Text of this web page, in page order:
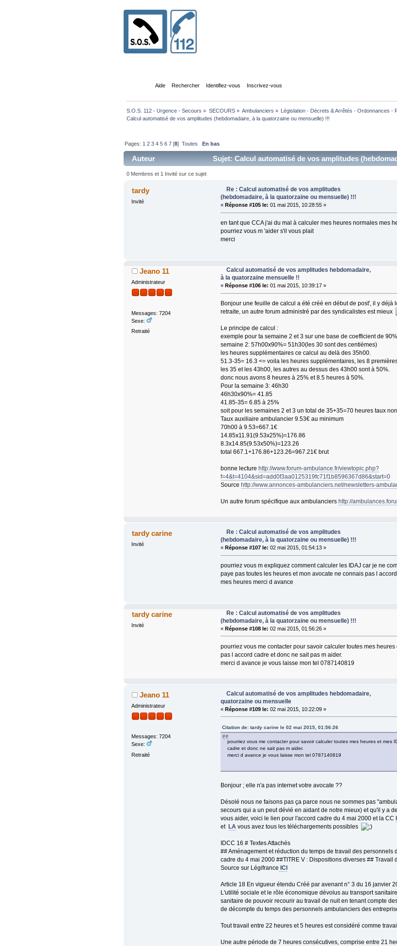
Aide Rechercher Identifiez-vous Inscrivez-vous
S.O.S. 112 - Urgence - Secours » SECOURS» Ambulanciers » Législation - Décrets & Arrêtés - Ordonnances -
Calcul automatisé de vos amplitudes (hebdomadaire, à la quatorzaine ou mensuelle) !!!
Pages: 1 2 3 4 5 6 7 [8]Toutes En bas
Auteur
Sujet: Calcul automatisé de vos amplitudes
!!! (Lu 226267 fois)
0 Membres et 1 Invité sur ce sujet
tardy
Invité
Re : Calcul automatisé de vos amplitudes
(hebdomadaire, à la quatorzaine ou mensuelle) !!!
« Réponse #105 le: 01 mai 2015, 10:28:55 »
en tant que CCA j'ai du mal à calculer mes heures normales mes
pourriez vous m 'aider s'il vous plait
merci
Jeano 11
Administrateur
Messages: 7204
Sexe:
Retraité
Calcul automatisé de vos amplitudes hebdomadaire,
à la quatorzaine mensuelle !!
« Réponse #106 le: 01 mai 2015, 10:39:17 »
Bonjour une feuille de calcul a été créé en début de post', il y déjà
retraite, un autre forum administré par des syndicalistes est mieux
Le principe de calcul :
exemple pour ta semaine 2 et 3 sur une base de coefficient de
semaine 2: 57h00x90%= 51h30(les 30 sont des centièmes)
les heures supplémentaires ce calcul au delà des 35h00.
51.3-35= 16.3 <= voila les heures supplémentaires, les 8
les 35 et les 43h00, les autres au dessus des 43h00 sont à 50%.
donc nous avons 8 heures à 25% et 8.5 heures à 50%.
Pour la semaine 3: 46h30
46h30x90%= 41.85
41.85-35= 6.85 à 25%
soit pour les semaines 2 et 3 un total de 35+35=70 heures taux
Taux auxiliaire ambulancier 9.53€ au minimum
70h00 à 9.53=667.1€
14.85x11.91(9.53x25%)=176.86
8.3x14.85(9.53x50%)=123.26
total 667.1+176.86+123.26=967.21€ brut
bonne lecture http://www.forum-ambulance.fr/viewtopic.php?
f=4&t=4104&sid=add0f3aa0125319fc71f1b8596367d86&start=0
Source http://www.annonces-ambulanciers.net/newsletters-
Un autre forum spécifique aux ambulanciers http://
tardy carine
Invité
Re : Calcul automatisé de vos amplitudes
(hebdomadaire, à la quatorzaine ou mensuelle) !!!
« Réponse #107 le: 02 mai 2015, 01:54:13 »
pourriez vous m expliquez comment calculer les IDAJ car je ne
paye pas toutes les heures et mon avocate ne connais pas l
mes heures merci d avance
tardy carine
Invité
Re : Calcul automatisé de vos amplitudes
(hebdomadaire, à la quatorzaine ou mensuelle) !!!
« Réponse #108 le: 02 mai 2015, 01:56:26 »
pourriez vous me contacter pour savoir calculer toutes mes
pas l accord cadre et donc ne sait pas m aider.
merci d avance je vous laisse mon tel 0787140819
Jeano 11
Administrateur
Messages: 7204
Sexe:
Retraité
Calcul automatisé de vos amplitudes hebdomadaire,
quatorzaine ou mensuelle
« Réponse #109 le: 02 mai 2015, 10:22:09 »
Citation de: tardy carine le 02 mai 2015, 01:56:26
pourriez vous me contacter pour savoir calculer toutes mes heures et mes
cadre et donc ne sait pas m aider.
merci d avance je vous laisse mon tel 0787140819
Bonjour ; elle n'a pas internet votre avocate ??
Désolé nous ne faisons pas ça parce nous ne sommes pas
secours qui a un peut dévié en aidant de notre mieux) et qu'il y a
vous aider, voici le lien pour l'accord cadre du 4 mai 2000 et la CC
et LA vous avez tous les téléchargements possibles
IDCC 16 # Textes Attachés
## Aménagement et réduction du temps de travail des personnels
cadre du 4 mai 2000 ##TITRE V : Dispositions diverses ## Travail
Source sur Légifrance ICI
Article 18 En vigueur étendu Créé par avenant n° 3 du 16 janvier
L'utilité sociale et le rôle économique dévolus au transport
sanitaire de pouvoir recourir au travail de nuit en tenant compte
de décompte du temps des personnels ambulanciers des
Tout travail entre 22 heures et 5 heures est considéré comme
Une autre période de 7 heures consécutives, comprise entre 21